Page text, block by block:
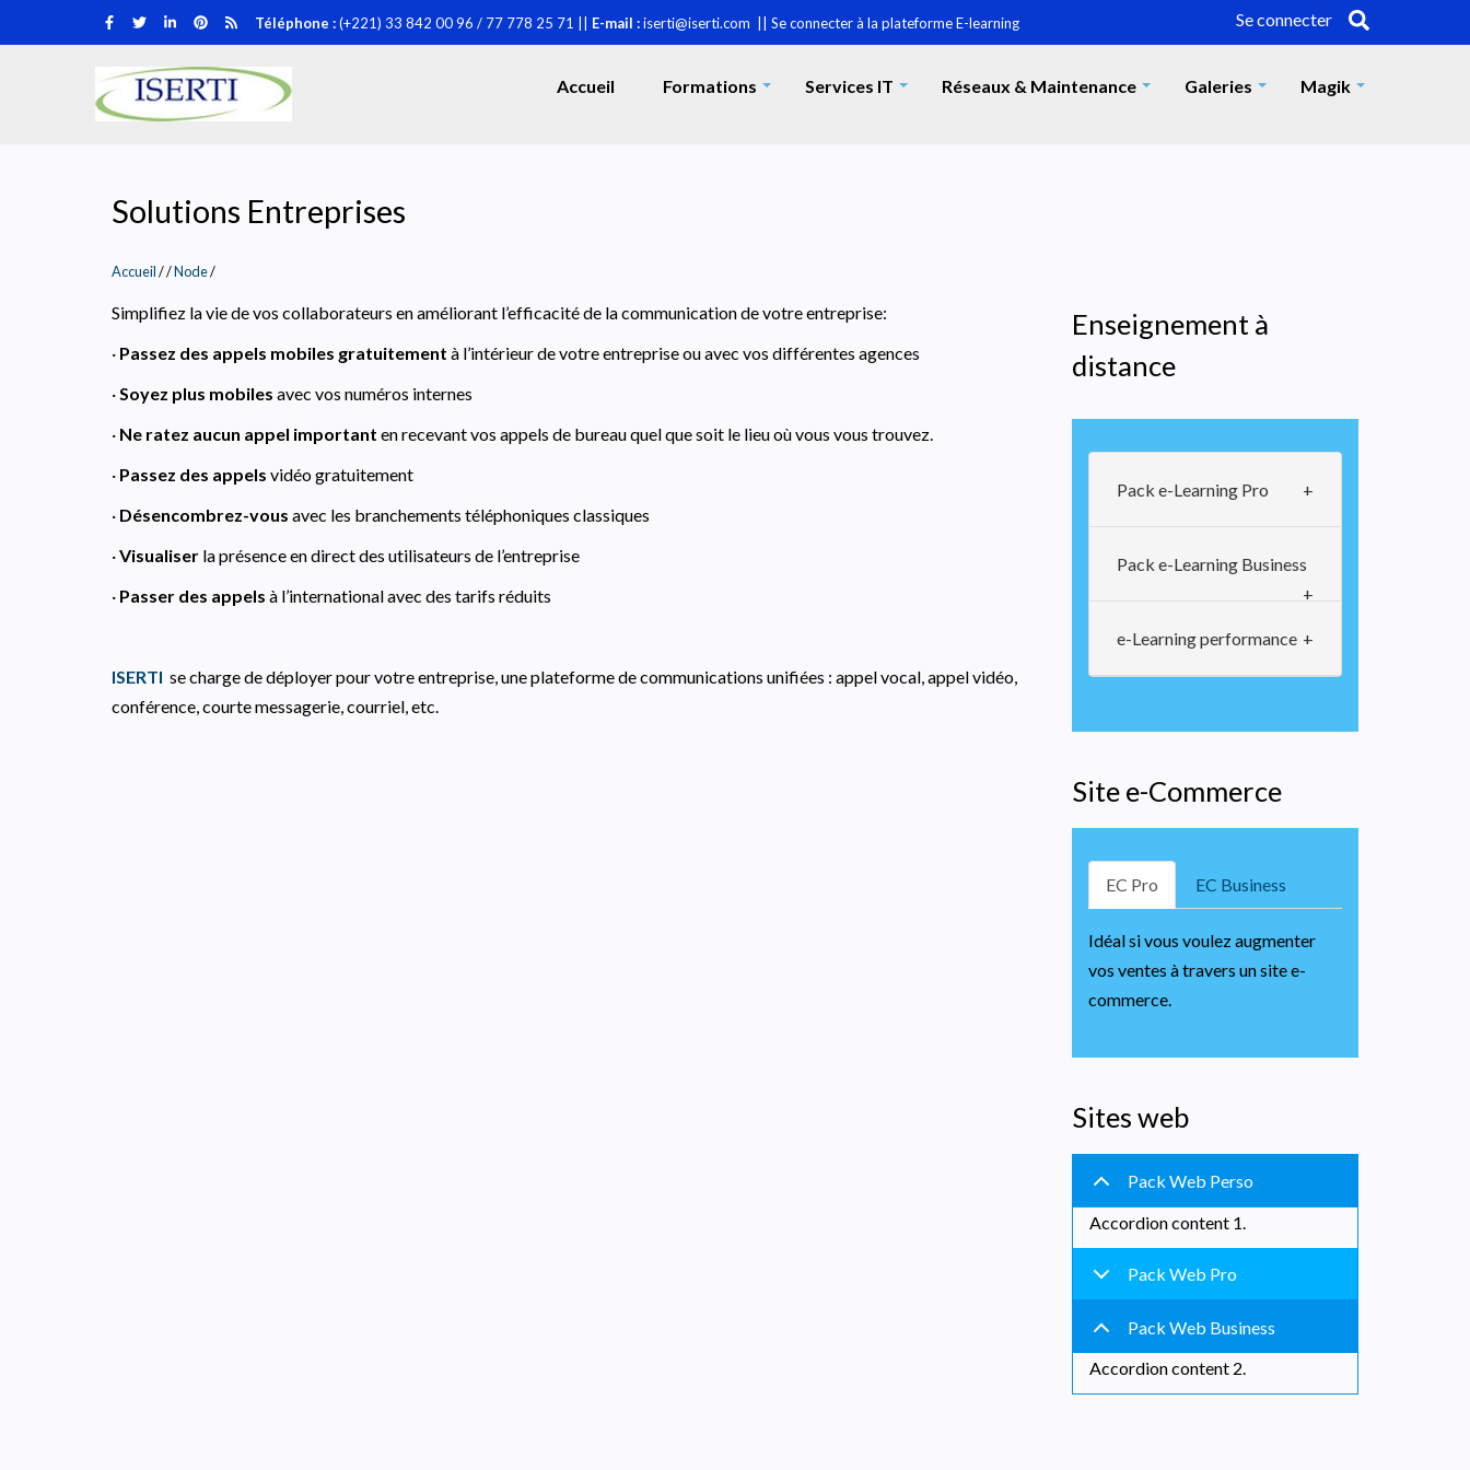
au
Téléphone :(+221) 33 842 00 96 / 77 778 25 71 || E-mail :iserti@iserti.com || Se connecter à la plateforme E-learning Se connecter
Accueil Formations Services IT Réseaux & Maintenance Galeries Magik
Solutions Entreprises
Accueil/ Node/
Simplifiez la vie de vos collaborateurs en améliorant l’efficacitéde la communication de votre entreprise:
· Passez des appels mobiles gratuitement à l’intérieur de votre entreprise ou avec vos différentes agences
·Soyez plus mobiles avec vos numéros internes
· Ne ratez aucun appel important en recevant vos appels de bureauquel quesoit le lieu où vous vous trouvez.
· Passez des appels vidéo gratuitement
· Désencombrez-vous avec les branchements téléphoniques classiques
·Visualiser la présence en direct des utilisateurs de l’entreprise
· Passer des appels à l’international avec des tarifs réduits
ISERTI se charge de déployer pour votre entreprise, une plateforme de communications unifiées : appel vocal, appel vidéo,
conférence, courte messagerie, courriel, etc.
Enseignement à
distance
Pack e-Learning Pro
Pack e-Learning Business
e-Learning performance
Site e-Commerce
EC Pro EC Business
Idéal si vous voulez augmenter
vos ventes à travers un site e-
commerce.
Sites web
Pack Web Perso
Accordion content 1.
Pack Web Pro
Pack Web Business
Accordion content 2.